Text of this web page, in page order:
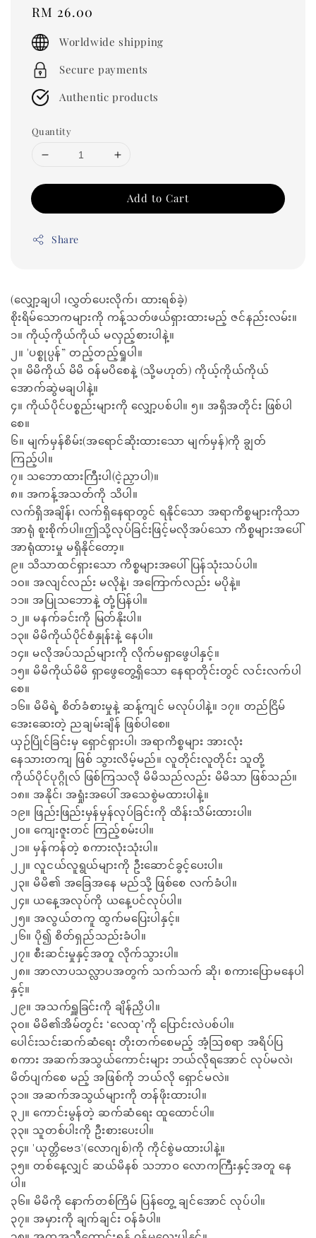
Regular
price
RM 26.00
Worldwide shipping
Secure payments
Authentic products
Quantity
Add to Cart
Share
(လျှော့ချပါ ၊လွှတ်ပေးလိုက်၊ ထားရစ်ခဲ့)
စိုးရိမ်သောကများကို ကန့်သတ်ဖယ်ရှားထားမည့် ဇင်နည်းလမ်း။
၁။ ကိုယ့်ကိုယ်ကိုယ် မလှည့်စားပါနဲ့။
၂။ 'ပစ္စုပ္ပန်” တည့်တည့်ရှုပါ။
၃။ မိမိကိုယ် မိမိ ဝန်မပိစေနဲ့ (သို့မဟုတ်) ကိုယ့်ကိုယ်ကိုယ်
အောက်ဆွဲမချပါနဲ့။
၄။ ကိုယ်ပိုင်ပစ္စည်းများကို လျှော့ပစ်ပါ။ ၅။ အရှိအတိုင်း ဖြစ်ပါ
စေ။
၆။ မျက်မှန်စိမ်း(အရောင်ဆိုးထားသော မျက်မှန်)ကို ချွတ်
ကြည့်ပါ။
၇။ သဘောထားကြီးပါ(ငဲ့ညှာပါ)။
၈။ အကန့်အသတ်ကို သိပါ။
လက်ရှိအချိန်၊ လက်ရှိနေရာတွင် ရနိုင်သော အရာကိစ္စများကိုသာ
အာရုံ စူးစိုက်ပါ။ဤသို့လုပ်ခြင်းဖြင့်မလိုအပ်သော ကိစ္စများအပေါ်
အာရုံထားမှု မရှိနိုင်တော့။
၉။ သိသာထင်ရှားသော ကိစ္စများအပေါ် ပြန်သုံးသပ်ပါ။
၁၀။ အလျင်လည်း မလိုနဲ့၊ အကြောက်လည်း မပိုနဲ့။
၁၁။ အပြုသဘောနဲ့ တုံ့ပြန်ပါ။
၁၂။ မနက်ခင်းကို မြတ်နိုးပါ။
၁၃။ မိမိကိုယ်ပိုင်စံနှုန်းနဲ့ နေပါ။
၁၄။ မလိုအပ်သည်များကို လိုက်မရှာဖွေပါနှင့်။
၁၅။ မိမိကိုယ်မိမိ ရှာဖွေတွေ့ရှိသော နေရာတိုင်းတွင် လင်းလက်ပါ
စေ။
၁၆။ မိမိရဲ့ စိတ်ခံစားမှုနဲ့ ဆန့်ကျင် မလုပ်ပါနဲ့။ ၁၇။ တည်ငြိမ်
အေးဆေးတဲ့ ညချမ်းချိန် ဖြစ်ပါစေ။
ယှဉ်ပြိုင်ခြင်းမှ ရှောင်ရှားပါ၊ အရာကိစ္စများ အားလုံး
နေသားတကျ ဖြစ် သွားလိမ့်မည်။ လူတိုင်းလူတိုင်း သူတို့
ကိုယ်ပိုင်ပုဂ္ဂိုလ် ဖြစ်ကြသလို မိမိသည်လည်း မိမိသာ ဖြစ်သည်။
၁၈။ အနိုင်၊ အရှုံးအပေါ် အသေစွဲမထားပါနဲ့။
၁၉။ ဖြည်းဖြည်းမှန်မှန်လုပ်ခြင်းကို ထိန်းသိမ်းထားပါ။
၂၀။ ကျေးဇူးတင် ကြည့်စမ်းပါ။
၂၁။ မှန်ကန်တဲ့ စကားလုံးသုံးပါ။
၂၂။ လူငယ်လူရွယ်များကို ဦးဆောင်ခွင့်ပေးပါ။
၂၃။ မိမိ၏ အခြေအနေ မည်သို့ ဖြစ်စေ လက်ခံပါ။
၂၄။ ယနေ့အလုပ်ကို ယနေ့ပင်လုပ်ပါ။
၂၅။ အလွယ်တကူ ထွက်မပြေးပါနှင့်။
၂၆။ ပို၍ စိတ်ရှည်သည်းခံပါ။
၂၇။ စီးဆင်းမှုနှင့်အတူ လိုက်သွားပါ။
၂၈။ အာလာပသလ္လာပအတွက် သက်သက် ဆို၊ စကားပြောမနေပါ
နှင့်။
၂၉။ အသက်ရှူခြင်းကို ချိန်ညှိပါ။
၃၀။ မိမိ၏အိမ်တွင်း ‘လေထု’ကို ပြောင်းလဲပစ်ပါ။
ပေါင်းသင်းဆက်ဆံရေး တိုးတက်စေမည့် အံ့ဩစရာ အရိပ်ပြ
စကား အဆက်အသွယ်ကောင်းများ ဘယ်လိုရအောင် လုပ်မလဲ၊
မိတ်ပျက်စေ မည့် အဖြစ်ကို ဘယ်လို ရှောင်မလဲ။
၃၁။ အဆက်အသွယ်များကို တန်ဖိုးထားပါ။
၃၂။ ကောင်းမွန်တဲ့ ဆက်ဆံရေး ထူထောင်ပါ။
၃၃။ သူတစ်ပါးကို ဦးစားပေးပါ။
၃၄။ 'ယုတ္တိဗေဒ'(လောဂျစ်)ကို ကိုင်စွဲမထားပါနဲ့။
၃၅။ တစ်နေ့လျှင် ဆယ်မိနစ် သဘာဝ လောကကြီးနှင့်အတူ နေ
ပါ။
၃၆။ မိမိကို နောက်တစ်ကြိမ် ပြန်တွေ့ ချင်အောင် လုပ်ပါ။
၃၇။ အမှားကို ချက်ချင်း ဝန်ခံပါ။